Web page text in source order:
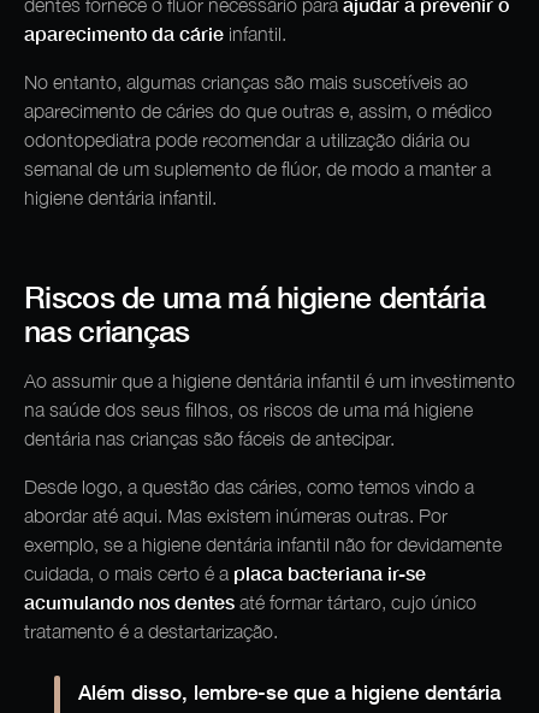
dentes fornece o flúor necessário para
aparecimento da cárie infantil.
No entanto, algumas crianças são mais suscetíveis ao
aparecimento de cáries do que outras e, assim, o médico
odontopediatra pode recomendar a utilização diária ou
semanal de um suplemento de flúor, de modo a manter a
higiene dentária infantil.
Riscos de uma má higiene dentária
nas crianças
Ao assumir que a higiene dentária infantil é um investimento
na saúde dos seus filhos, os riscos de uma má higiene
dentária nas crianças são fáceis de antecipar.
Desde logo, a questão das cáries, como temos vindo a
abordar até aqui. Mas existem inúmeras outras. Por
exemplo, se a higiene dentária infantil não for devidamente
cuidada, o mais certo é a placa bacteriana ir-se
acumulando nos dentes até formar tártaro, cujo único
tratamento é a destartarização.
Além disso, lembre-se que a higiene dentária